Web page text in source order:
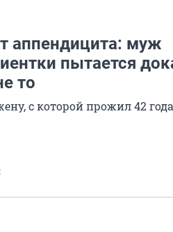
аппендицита: муж
пытается
то
с которой прожил 42